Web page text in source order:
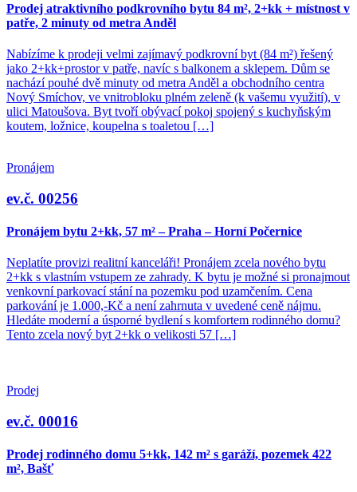
Prodej atraktivního podkrovního bytu 84 m², 2+kk + místnost v
patře, 2 minuty od metra Anděl
Nabízíme k prodeji velmi zajímavý podkrovní byt (84 m²) řešený
jako 2+kk+prostor v patře, navíc s balkonem a sklepem. Dům se
nachází pouhé dvě minuty od metra Anděl a obchodního centra
Nový Smíchov, ve vnitrobloku plném zeleně (k vašemu využití), v
ulici Matoušova. Byt tvoří obývací pokoj spojený s kuchyňským
koutem, ložnice, koupelna s toaletou […]
Pronájem
ev.č. 00256
Pronájem bytu 2+kk, 57 m² – Praha – Horní Počernice
Neplatíte provizi realitní kanceláři! Pronájem zcela nového bytu
2+kk s vlastním vstupem ze zahrady. K bytu je možné si pronajmout
venkovní parkovací stání na pozemku pod uzamčením. Cena
parkování je 1.000,-Kč a není zahrnuta v uvedené ceně nájmu.
Hledáte moderní a úsporné bydlení s komfortem rodinného domu?
Tento zcela nový byt 2+kk o velikosti 57 […]
Prodej
ev.č. 00016
Prodej rodinného domu 5+kk, 142 m² s garáží, pozemek 422
m², Bašť